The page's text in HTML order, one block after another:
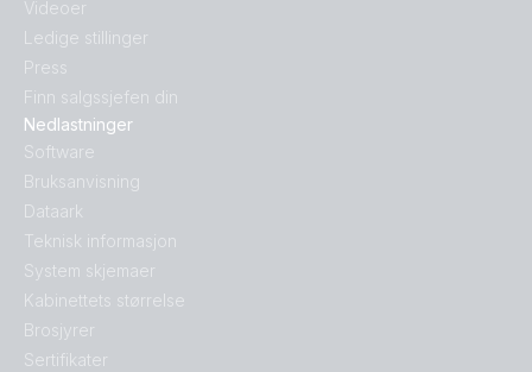
Nedlastninger
Software
Bruksanvisning
Dataark
Teknisk informasjon
System skjemaer
Kabinettets størrelse
Brosjyrer
Sertifikater
Videoer
Ledige stillinger
Press
Finn salgssjefen din